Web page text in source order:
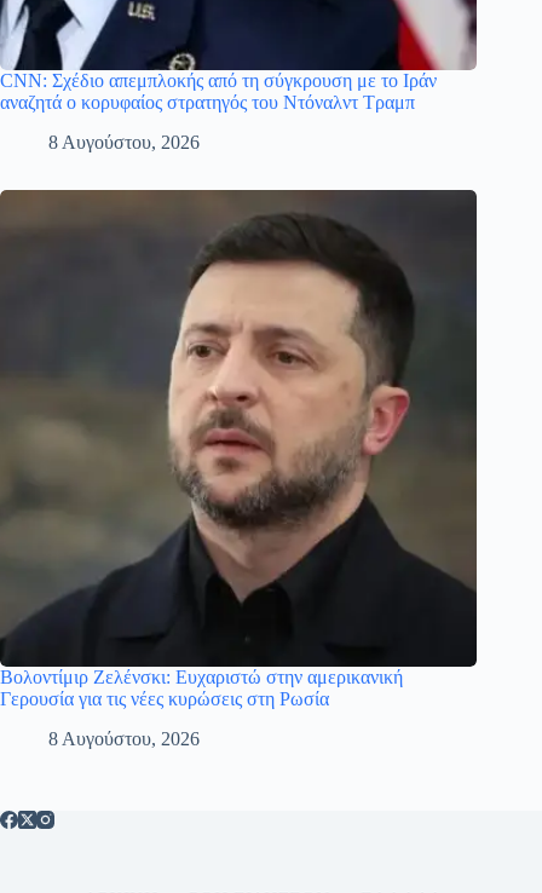
CNN: Σχέδιο απεμπλοκής από τη σύγκρουση με το Ιράν
αναζητά ο κορυφαίος στρατηγός του Ντόναλντ Τραμπ
8 Αυγούστου, 2026
Βολοντίμιρ Ζελένσκι: Eυχαριστώ στην αμερικανική
Γερουσία για τις νέες κυρώσεις στη Ρωσία
8 Αυγούστου, 2026